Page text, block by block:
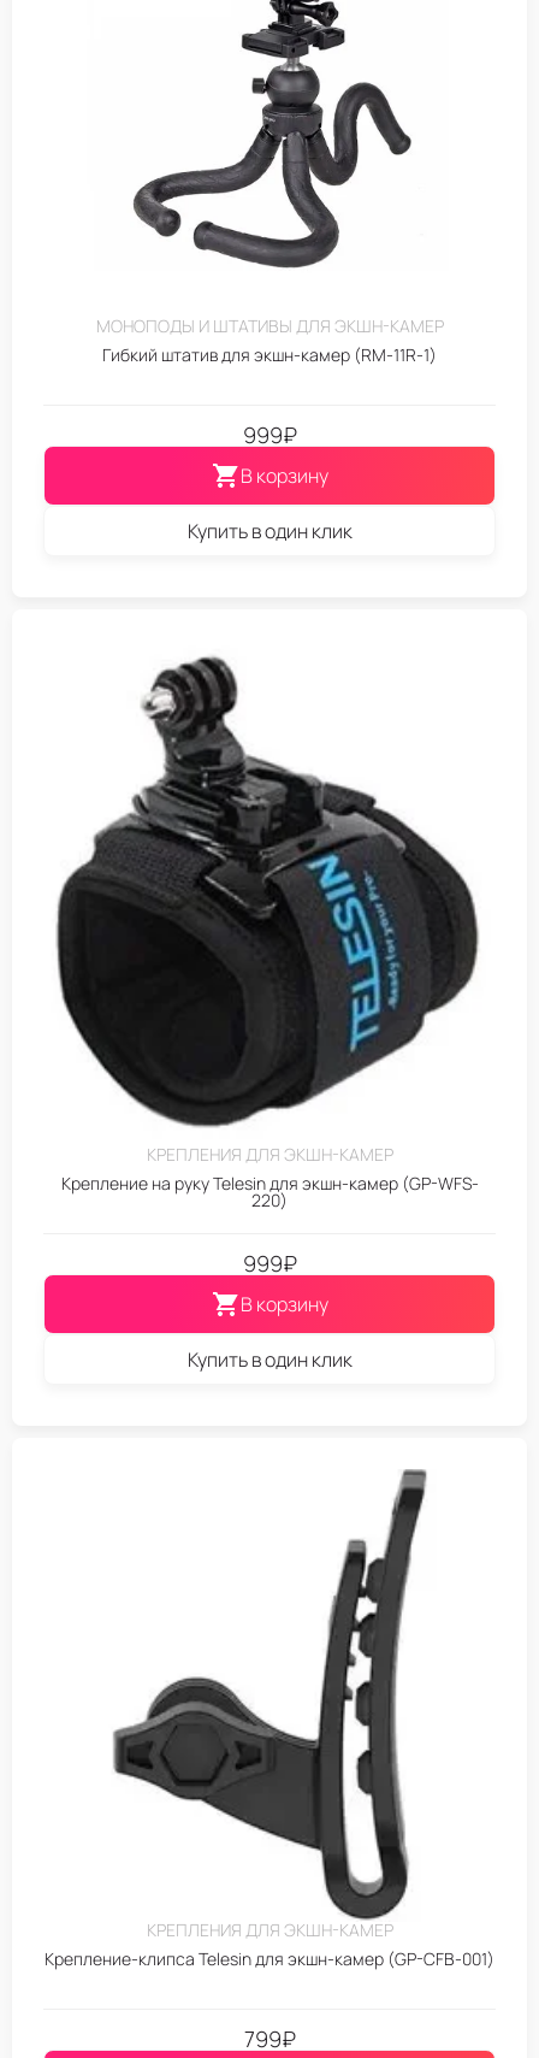
МОНОПОДЫ И ШТАТИВЫ ДЛЯ ЭКШН-КАМЕР
Гибкий штатив для экшн-камер (RM-11R-1)
999₽
В корзину
Купить в один клик
КРЕПЛЕНИЯ ДЛЯ ЭКШН-КАМЕР
Крепление на руку Telesin для экшн-камер (GP-WFS-
220)
999₽
В корзину
Купить в один клик
КРЕПЛЕНИЯ ДЛЯ ЭКШН-КАМЕР
Крепление-клипса Telesin для экшн-камер (GP-CFB-001)
799₽